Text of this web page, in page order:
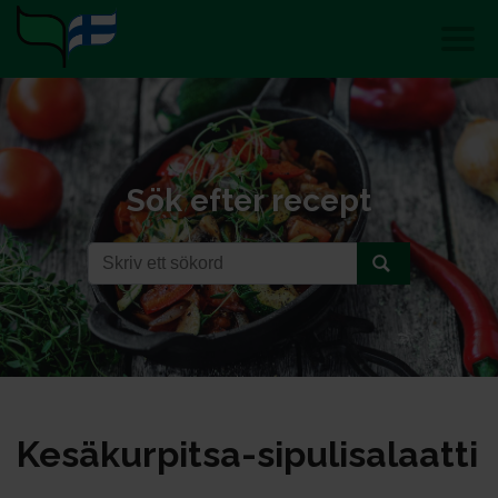
Sök efter recept
Ke­sä­kur­pit­sa-si­pu­li­sa­laat­ti